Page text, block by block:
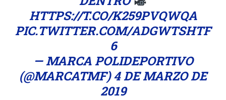
HTTPS://T.CO/K259PVQWQA
PIC.TWITTER.COM/ADGWTSHTF
6
— MARCA POLIDEPORTIVO
(@MARCATMF)4 DE MARZO DE
2019